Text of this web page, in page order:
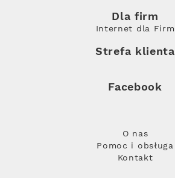
Dla firm
Internet dla Firm
Strefa klienta
Facebook
O nas
Pomoc i obsługa
Kontakt